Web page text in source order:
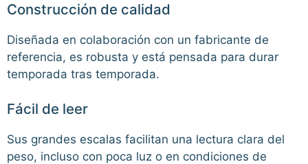
Construcción de calidad
Diseñada en colaboración con un fabricante de
referencia, es robusta y está pensada para durar
temporada tras temporada.
Fácil de leer
Sus grandes escalas facilitan una lectura clara del
peso, incluso con poca luz o en condiciones de